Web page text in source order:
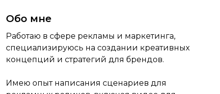
Обо мне
Работаю в сфере рекламы и маркетинга,
специализируюсь на создании креативных
концепций и стратегий для брендов.
Имею опыт написания сценариев для